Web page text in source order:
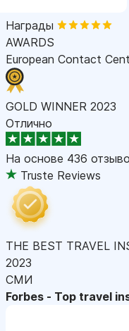
Награды
AWARDS
European Contact
GOLD WINNER 2023
Отлично
На основе 436
Truste Reviews
THE BEST TRAVEL
2023
СМИ
Forbes - Top travel